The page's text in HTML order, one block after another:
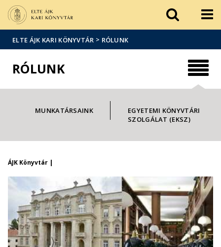
sajtóban
ELTE ÁJK KARI KÖNYVTÁR > RÓLUNK
RÓLUNK
MUNKATÁRSAINK
EGYETEMI KÖNYVTÁRI
SZOLGÁLAT (EKSZ)
ÁJK Könyvtár |